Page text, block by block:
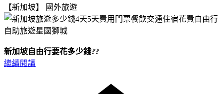
【新加坡】
國外旅遊
新加坡自由行要花多少錢??
繼續閱讀